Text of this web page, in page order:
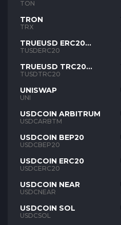
TON
TRON
TRX
TRUEUSD ERC20
TUSD
TUSDERC20
TRUEUSD TRC20
TUSD
TUSDTRC20
UNISWAP
UNI
USDCOIN ARBITRUM
USDCARBTM
USDCOIN BEP20
USDCBEP20
USDCOIN ERC20
USDCERC20
USDCOIN NEAR
USDCNEAR
USDCOIN SOL
USDCSOL